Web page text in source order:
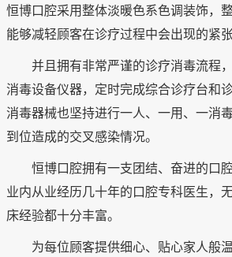
恒博口腔采用整体淡暖色系色调装饰，
能够减轻顾客在诊疗过程中会出现的紧张
并且拥有非常严谨的诊疗消毒流程
消毒设备仪器，定时完成综合诊疗台和
消毒器械也坚持进行一人、一用、一消
到位造成的交叉感染情况。
恒博口腔拥有一支团结、奋进的口
业内从业经历几十年的口腔专科医生，
床经验都十分丰富。
为每位顾客提供细心、贴心家人般